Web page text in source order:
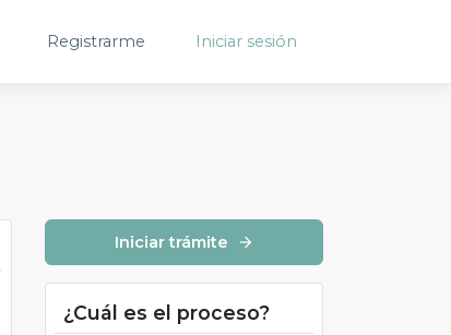
Registrarme Iniciar sesión
Iniciar trámite arrow_forward
¿Cuál es el proceso?